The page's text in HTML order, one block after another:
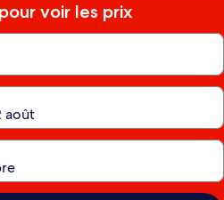
voir les prix